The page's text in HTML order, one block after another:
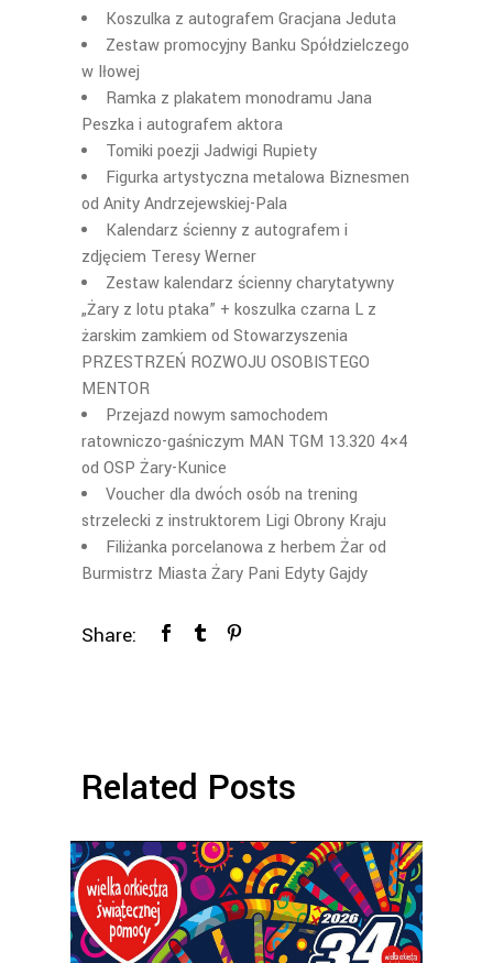
Koszulka z autografem Gracjana Jeduta
Zestaw promocyjny Banku Spółdzielczego
w Iłowej
Ramka z plakatem monodramu Jana
Peszka i autografem aktora
Tomiki poezji Jadwigi Rupiety
Figurka artystyczna metalowa Biznesmen
od Anity Andrzejewskiej-Pala
Kalendarz ścienny z autografem i
zdjęciem Teresy Werner
Zestaw kalendarz ścienny charytatywny
„Żary z lotu ptaka” + koszulka czarna L z
żarskim zamkiem od Stowarzyszenia
PRZESTRZEŃ ROZWOJU OSOBISTEGO
MENTOR
Przejazd nowym samochodem
ratowniczo-gaśniczym MAN TGM 13.320 4×4
od OSP Żary-Kunice
Voucher dla dwóch osób na trening
strzelecki z instruktorem Ligi Obrony Kraju
Filiżanka porcelanowa z herbem Żar od
Burmistrz Miasta Żary Pani Edyty Gajdy
Share:
Related Posts